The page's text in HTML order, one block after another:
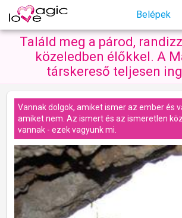
Belépek
Találd meg a párod,
közeledben élőkkel. A
társkereső teljesen
Vannak dolgok, amiket ismer az ember és
amiket nem. Az ismert és az ismeretlen
vannak - ezek vagyunk mi.